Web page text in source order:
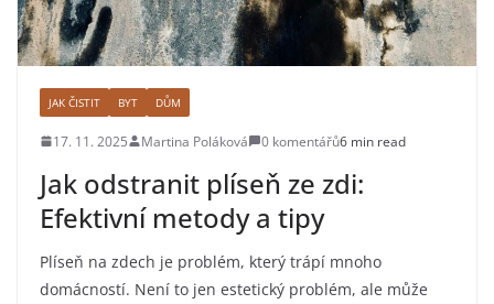
JAK ČISTIT BYT DŮM
17. 11. 2025 Martina Poláková 0 komentářů6 min read
Jak odstranit plíseň ze zdi:
Efektivní metody a tipy
Plíseň na zdech je problém, který trápí mnoho
domácností. Není to jen estetický problém, ale může